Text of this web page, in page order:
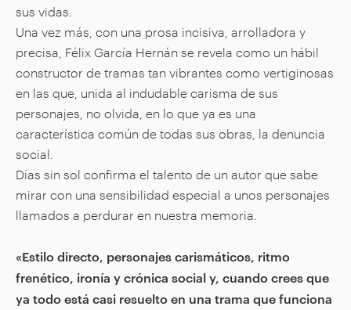
sus vidas.
Una vez más, con una prosa incisiva, arrolladora y
precisa, Félix García Hernán se revela como un hábil
constructor de tramas tan vibrantes como vertiginosas
en las que, unida al indudable carisma de sus
personajes, no olvida, en lo que ya es una
característica común de todas sus obras, la denuncia
social.
Días sin sol confirma el talento de un autor que sabe
mirar con una sensibilidad especial a unos personajes
llamados a perdurar en nuestra memoria.
«Estilo directo, personajes carismáticos, ritmo
frenético, ironía y crónica social y, cuando crees que
ya todo está casi resuelto en una trama que funciona